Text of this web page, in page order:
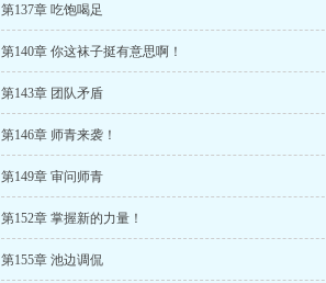
第137章 吃饱喝足
第140章 你这袜子挺有意思啊！
第143章 团队矛盾
第146章 师青来袭！
第149章 审问师青
第152章 掌握新的力量！
第155章 池边调侃